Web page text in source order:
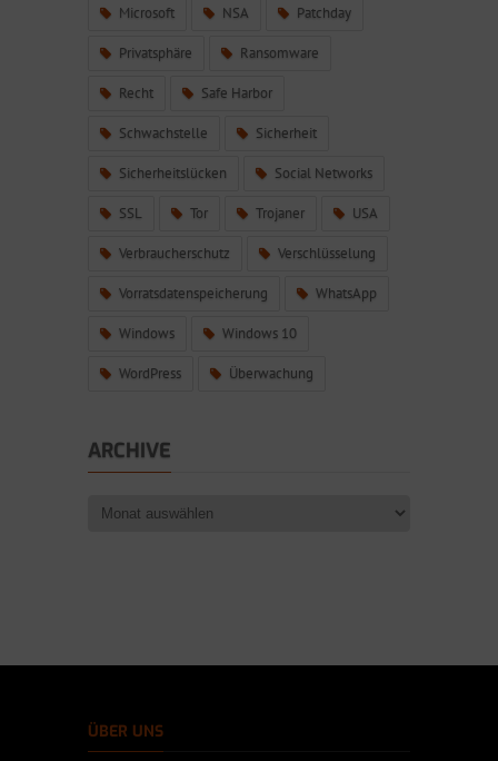
Microsoft NSA Patchday
Privatsphäre Ransomware
Recht Safe Harbor
Schwachstelle Sicherheit
Sicherheitslücken Social Networks
SSL Tor Trojaner USA
Verbraucherschutz Verschlüsselung
Vorratsdatenspeicherung WhatsApp
Windows Windows 10
WordPress Überwachung
ARCHIVE
ÜBER UNS